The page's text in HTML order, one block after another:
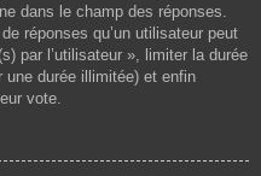
dans le champ des réponses.
réponses qu’un utilisateur peut
par l’utilisateur », limiter la durée
une durée illimitée) et enfin
vote.